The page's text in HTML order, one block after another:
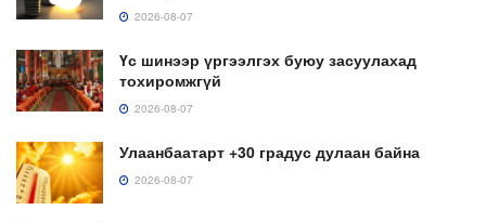
2026-08-07
Үс шинээр үргээлгэх буюу засуулахад
тохиромжгүй
2026-08-07
Улаанбаатарт +30 градус дулаан байна
2026-08-07